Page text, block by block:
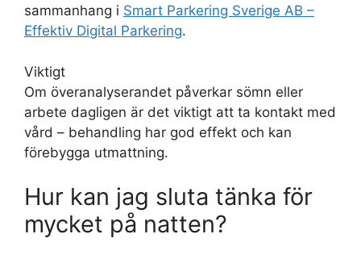
sammanhang i Smart Parkering Sverige AB –
Effektiv Digital Parkering.
Viktigt
Om överanalyserandet påverkar sömn eller
arbete dagligen är det viktigt att ta kontakt med
vård – behandling har god effekt och kan
förebygga utmattning.
Hur kan jag sluta tänka för
mycket på natten?